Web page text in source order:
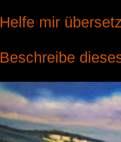
Helfe mir
Beschreibe